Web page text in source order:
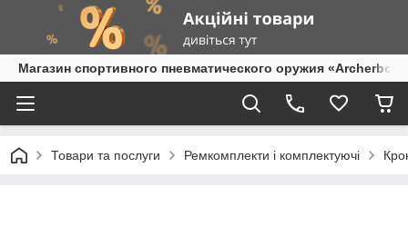
Магазин спортивного пневматического оружия
Товари та послуги Ремкомплекти і комплектуючі